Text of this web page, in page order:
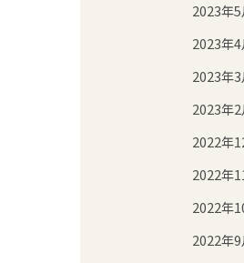
2023年5
2023年4
2023年3
2023年2
2022年
2022年
2022年
2022年9